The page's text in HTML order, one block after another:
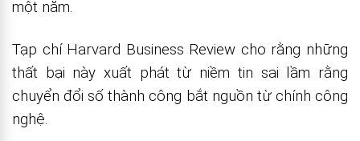
một năm.
Tạp chí Harvard Business Review cho rằng những
thất bại này xuất phát từ niềm tin sai lầm rằng
chuyển đổi số thành công bắt nguồn từ chính công
nghệ.